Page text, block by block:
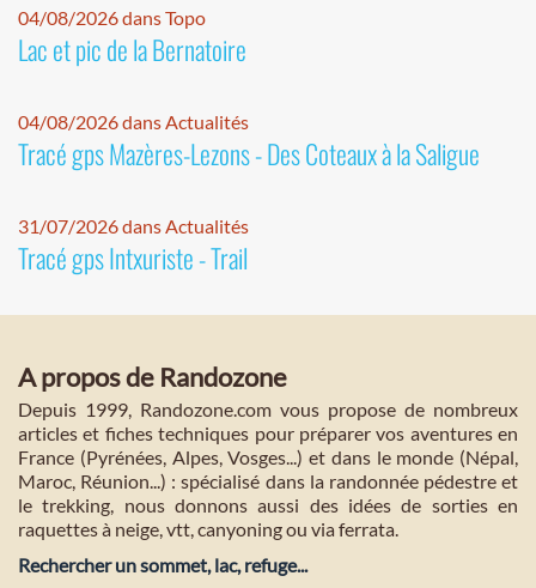
04/08/2026 dans Topo
Lac et pic de la Bernatoire
04/08/2026 dans Actualités
Tracé gps Mazères-Lezons - Des Coteaux à la Saligue
31/07/2026 dans Actualités
Tracé gps Intxuriste - Trail
A propos de Randozone
Depuis 1999, Randozone.com vous propose de nombreux
articles et fiches techniques pour préparer vos aventures en
France (Pyrénées, Alpes, Vosges...) et dans le monde (Népal,
Maroc, Réunion...) : spécialisé dans la randonnée pédestre et
le trekking, nous donnons aussi des idées de sorties en
raquettes à neige, vtt, canyoning ou via ferrata.
Rechercher un sommet, lac, refuge...